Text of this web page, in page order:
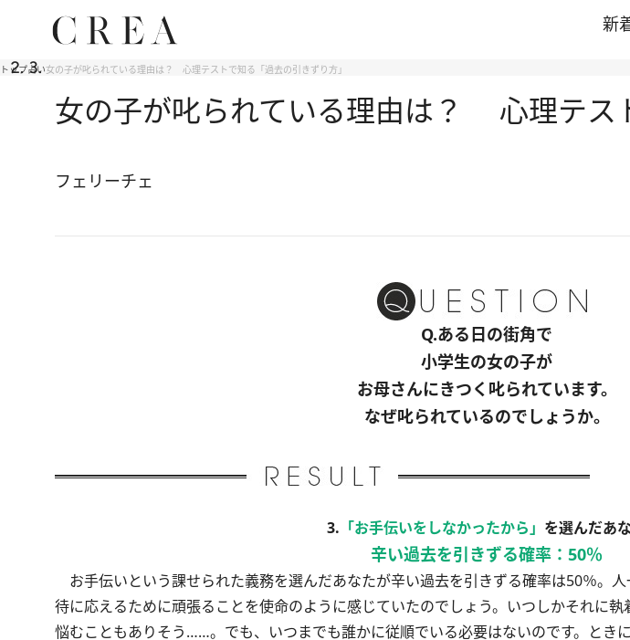
新
トップ占い女の子が叱られている理由は？ 心理テストで知る「過去の引きずり方」
女の子が叱られている理由は？ 心理テス
フェリーチェ
Q.ある日の街角で
小学生の女の子が
お母さんにきつく叱られています。
なぜ叱られているのでしょうか。
3. 「お手伝いをしなかったから」 を選んだあ
辛い過去を引きずる確率：50％
お手伝いという課せられた義務を選んだあなたが辛い過去を引きずる確率は50％。
待に応えるために頑張ることを使命のように感じていたのでしょう。いつしかそれに
悩むこともありそう……。でも、いつまでも誰かに従順でいる必要はないのです。とき